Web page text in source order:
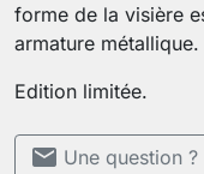
forme de la visière
armature métallique.
Edition limitée.
mail Une question